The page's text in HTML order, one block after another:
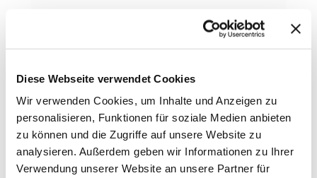
Diese Webseite verwendet Cookies
Wir verwenden Cookies, um Inhalte und Anzeigen zu
personalisieren, Funktionen für soziale Medien anbieten
zu können und die Zugriffe auf unsere Website zu
analysieren. Außerdem geben wir Informationen zu Ihrer
Verwendung unserer Website an unsere Partner für
dann melde dich ganz unverbindlich bei uns!
Wie dürfen wir Dich ansprechen?
NACHNAME *